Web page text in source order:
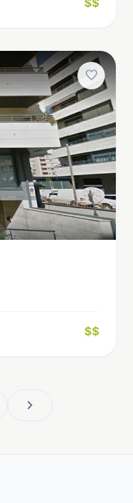
favorite
$$
chevron_right